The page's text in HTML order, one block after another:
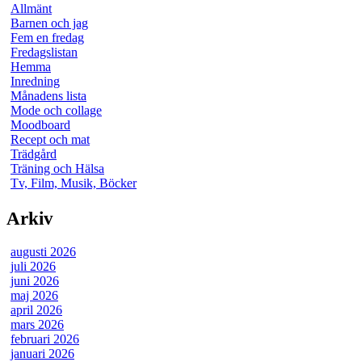
Allmänt
Barnen och jag
Fem en fredag
Fredagslistan
Hemma
Inredning
Månadens lista
Mode och collage
Moodboard
Recept och mat
Trädgård
Träning och Hälsa
Tv, Film, Musik, Böcker
Arkiv
augusti 2026
juli 2026
juni 2026
maj 2026
april 2026
mars 2026
februari 2026
januari 2026